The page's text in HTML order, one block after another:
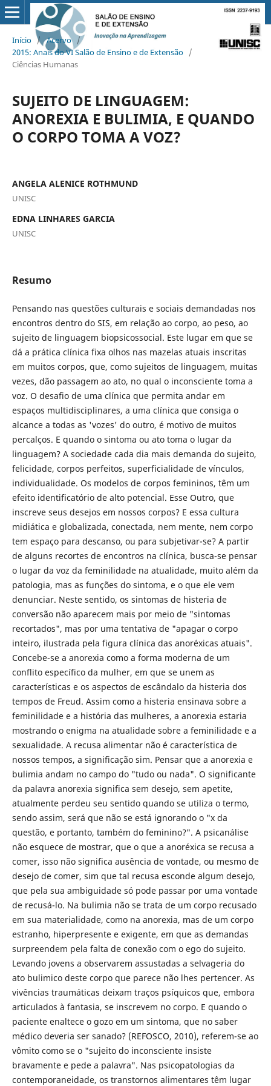
Início / Acervo /
2015: Anais do VI Salão de Ensino e de Extensão /
Ciências Humanas
SUJEITO DE LINGUAGEM:
ANOREXIA E BULIMIA, E QUANDO
O CORPO TOMA A VOZ?
ANGELA ALENICE ROTHMUND
UNISC
EDNA LINHARES GARCIA
UNISC
Resumo
Pensando nas questões culturais e sociais demandadas nos
encontros dentro do SIS, em relação ao corpo, ao peso, ao
sujeito de linguagem biopsicossocial. Este lugar em que se
dá a prática clínica fixa olhos nas mazelas atuais inscritas
em muitos corpos, que, como sujeitos de linguagem, muitas
vezes, dão passagem ao ato, no qual o inconsciente toma a
voz. O desafio de uma clínica que permita andar em
espaços multidisciplinares, a uma clínica que consiga o
alcance a todas as 'vozes' do outro, é motivo de muitos
percalços. E quando o sintoma ou ato toma o lugar da
linguagem? A sociedade cada dia mais demanda do sujeito,
felicidade, corpos perfeitos, superficialidade de vínculos,
individualidade. Os modelos de corpos femininos, têm um
efeito identificatório de alto potencial. Esse Outro, que
inscreve seus desejos em nossos corpos? E essa cultura
midiática e globalizada, conectada, nem mente, nem corpo
tem espaço para descanso, ou para subjetivar-se? A partir
de alguns recortes de encontros na clínica, busca-se pensar
o lugar da voz da feminilidade na atualidade, muito além da
patologia, mas as funções do sintoma, e o que ele vem
denunciar. Neste sentido, os sintomas de histeria de
conversão não aparecem mais por meio de "sintomas
recortados", mas por uma tentativa de "apagar o corpo
inteiro, ilustrada pela figura clínica das anoréxicas atuais".
Concebe-se a anorexia como a forma moderna de um
conflito específico da mulher, em que se unem as
características e os aspectos de escândalo da histeria dos
tempos de Freud. Assim como a histeria ensinava sobre a
feminilidade e a história das mulheres, a anorexia estaria
mostrando o enigma na atualidade sobre a feminilidade e a
sexualidade. A recusa alimentar não é característica de
nossos tempos, a significação sim. Pensar que a anorexia e
bulimia andam no campo do "tudo ou nada". O significante
da palavra anorexia significa sem desejo, sem apetite,
atualmente perdeu seu sentido quando se utiliza o termo,
sendo assim, será que não se está ignorando o "x da
questão, e portanto, também do feminino?". A psicanálise
não esquece de mostrar, que o que a anoréxica se recusa a
comer, isso não significa ausência de vontade, ou mesmo de
desejo de comer, sim que tal recusa esconde algum desejo,
que pela sua ambiguidade só pode passar por uma vontade
de recusá-lo. Na bulimia não se trata de um corpo recusado
em sua materialidade, como na anorexia, mas de um corpo
estranho, hiperpresente e exigente, em que as demandas
surpreendem pela falta de conexão com o ego do sujeito.
Levando jovens a observarem assustadas a selvageria do
ato bulimico deste corpo que parece não lhes pertencer. As
vivências traumáticas deixam traços psíquicos que, embora
articulados à fantasia, se inscrevem no corpo. E quando o
paciente enaltece o gozo em um sintoma, que no saber
médico deveria ser sanado? (REFOSCO, 2010), referem-se ao
vômito como se o "sujeito do inconsciente insiste
bravamente e pede a palavra". Nas psicopatologias da
contemporaneidade, os transtornos alimentares têm lugar